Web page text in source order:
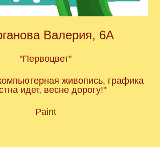
Валерия, 6А
"Первоцвет"
живопись, графика
идет, весне дорогу!"
Paint